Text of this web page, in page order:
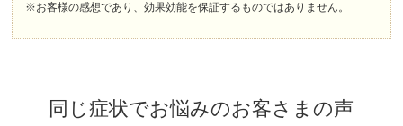
※お客様の感想であり、効果効能を保証するものではありません。
同じ症状でお悩みのお客さまの声